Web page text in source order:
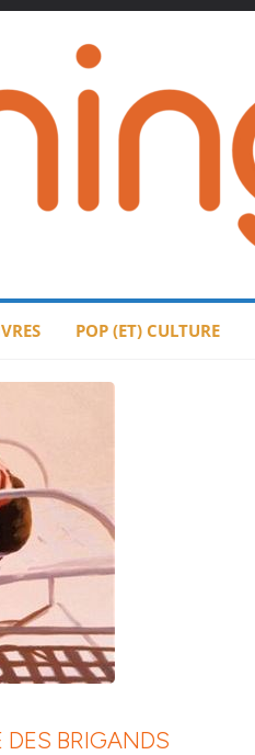
POP (ET) CULTURE
BRIGANDS